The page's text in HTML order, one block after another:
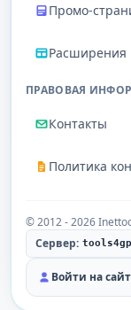
Промо-
Расширения
ПРАВОВАЯ
Контакты
Политика
© 2012 - 2026
Сервер:
Войти на сайт